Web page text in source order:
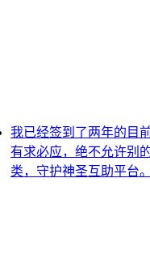
我已经签到了两年的目
有求必应，绝不允许别
类，守护神圣互助平台。